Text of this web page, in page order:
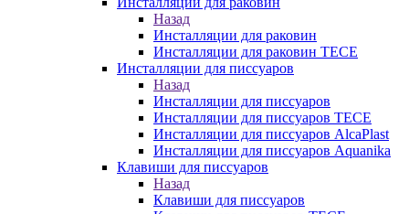
Назад
Инсталляции для раковин
Инсталляции для раковин TECE
Инсталляции для писсуаров
Назад
Инсталляции для писсуаров
Инсталляции для писсуаров TECE
Инсталляции для писсуаров AlcaPlast
Инсталляции для писсуаров Aquanika
Клавиши для писсуаров
Назад
Клавиши для писсуаров